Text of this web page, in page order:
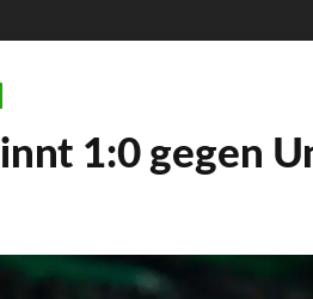
1:0 gegen